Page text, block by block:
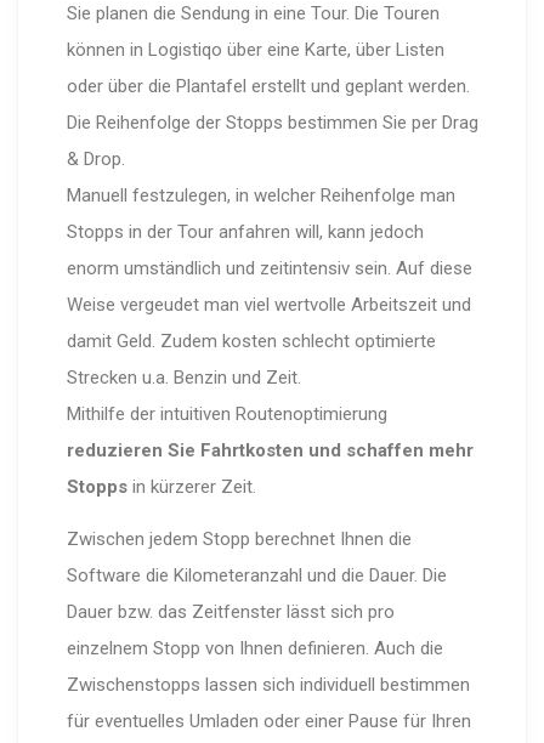
Sie planen die Sendung in eine Tour. Die Touren
können in Logistiqo über eine Karte, über Listen
oder über die Plantafel erstellt und geplant werden.
Die Reihenfolge der Stopps bestimmen Sie per Drag
& Drop.
Manuell festzulegen, in welcher Reihenfolge man
Stopps in der Tour anfahren will, kann jedoch
enorm umständlich und zeitintensiv sein. Auf diese
Weise vergeudet man viel wertvolle Arbeitszeit und
damit Geld. Zudem kosten schlecht optimierte
Strecken u.a. Benzin und Zeit.
Mithilfe der intuitiven Routenoptimierung
reduzieren Sie Fahrtkosten und schaffen mehr
Stoppsin kürzerer Zeit.
Zwischen jedem Stopp berechnet Ihnen die
Software die Kilometeranzahl und die Dauer. Die
Dauer bzw. das Zeitfenster lässt sich pro
einzelnem Stopp von Ihnen definieren. Auch die
Zwischenstopps lassen sich individuell bestimmen
für eventuelles Umladen oder einer Pause für Ihren